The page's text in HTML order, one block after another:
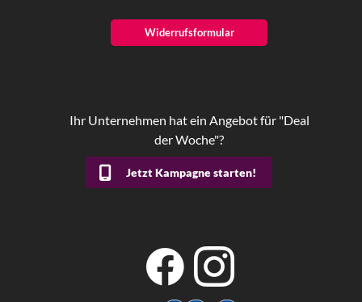
Widerrufsformular
Ihr Unternehmen hat ein Angebot für "Deal
der Woche"?
Jetzt Kampagne starten!